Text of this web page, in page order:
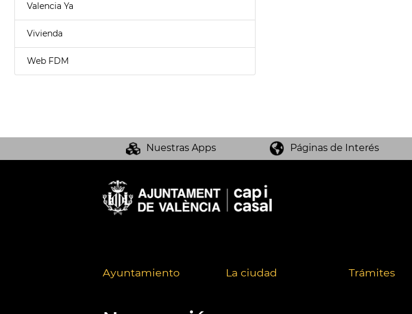
Valencia Ya
Vivienda
Web FDM
Nuestras Apps Páginas de Interés
Ayuntamiento La ciudad Trámites